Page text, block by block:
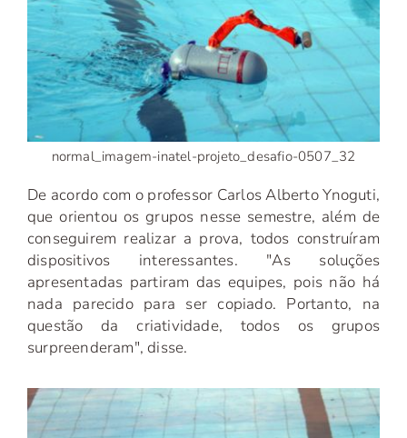
normal_imagem-inatel-projeto_desafio-0507_32
De acordo com o professor Carlos Alberto Ynoguti,
que orientou os grupos nesse semestre, além de
conseguirem realizar a prova, todos construíram
dispositivos interessantes. "As soluções
apresentadas partiram das equipes, pois não há
nada parecido para ser copiado. Portanto, na
questão da criatividade, todos os grupos
surpreenderam", disse.